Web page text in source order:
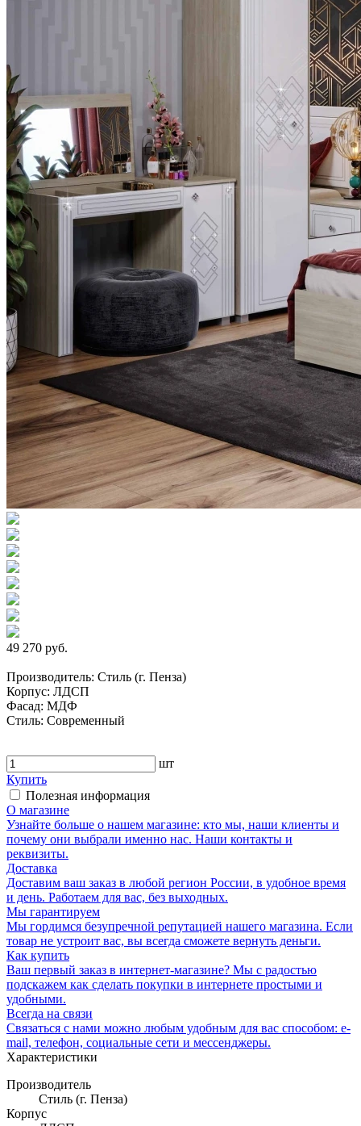
49 270 руб.
Производитель: Стиль (г. Пенза)
Корпус: ЛДСП
Фасад: МДФ
Стиль: Современный
шт
Купить
Полезная информация
О магазине
Узнайте больше о нашем магазине: кто мы, наши клиенты и
почему они выбрали именно нас. Наши контакты и
реквизиты.
Доставка
Доставим ваш заказ в любой регион России, в удобное время
и день. Работаем для вас, без выходных.
Мы гарантируем
Мы гордимся безупречной репутацией нашего магазина. Если
товар не устроит вас, вы всегда сможете вернуть деньги.
Как купить
Ваш первый заказ в интернет-магазине? Мы с радостью
подскажем как сделать покупки в интернете простыми и
удобными.
Всегда на связи
Связаться с нами можно любым удобным для вас способом: e-
mail, телефон, социальные сети и мессенджеры.
Характеристики
Производитель
Стиль (г. Пенза)
Корпус